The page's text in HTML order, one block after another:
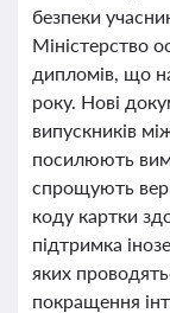
безпеки
Міністерство
дипломів, що
року. Нові
випускників
посилюють
спрощують
коду картки
підтримка
яких
покращення